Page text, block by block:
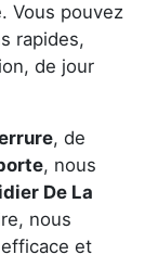
Vous pouvez
rapides,
de jour
, de
, nous
De La
nous
et